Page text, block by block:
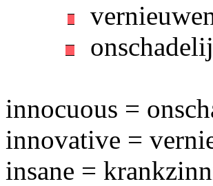
innocuous =
innovative =
insane =